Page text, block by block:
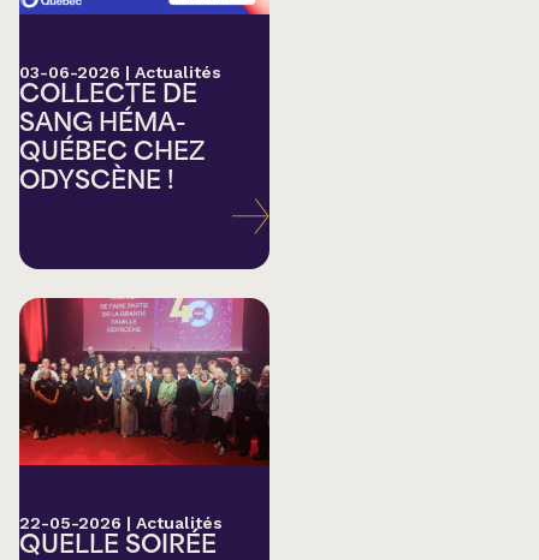
03-06-2026 | Actualités
COLLECTE DE
SANG HÉMA-
QUÉBEC CHEZ
ODYSCÈNE !
22-05-2026 | Actualités
QUELLE SOIRÉE